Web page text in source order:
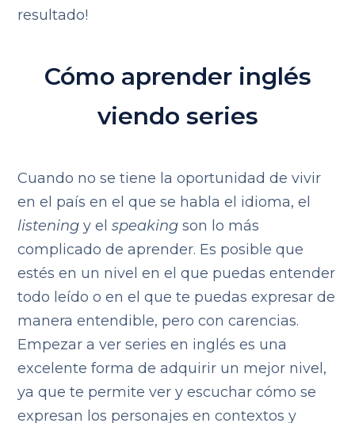
resultado!
Cómo aprender inglés
viendo series
Cuando no se tiene la oportunidad de vivir
en el país en el que se habla el idioma, el
listening y elspeaking son lo más
complicado de aprender. Es posible que
estés en un nivel en el que puedas entender
todo leído o en el que te puedas expresar de
manera entendible, pero con carencias.
Empezar a ver series en inglés es una
excelente forma de adquirir un mejor nivel,
ya que te permite ver y escuchar cómo se
expresan los personajes en contextos y